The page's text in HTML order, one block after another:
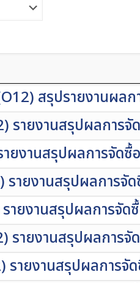
สรุปรายงานผลก
รายงานสรุปผลการ
ยงานสรุปผลการจัด
รายงานสรุปผลการจั
ายงานสรุปผลการจั
รายงานสรุปผลการ
รายงานสรุปผลการจั